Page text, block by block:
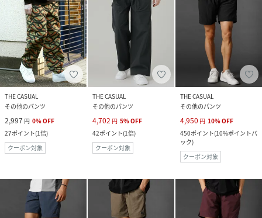
THE CASUAL
その他のパンツ
2,997 円 0%OFF
27ポイント(1倍)
クーポン対象
THE CASUAL
その他のパンツ
4,702 円 5%OFF
42ポイント(1倍)
クーポン対象
THE CASUAL
その他のパンツ
4,950 円 10%OFF
450ポイント(10%ポイントバ
ック)
クーポン対象